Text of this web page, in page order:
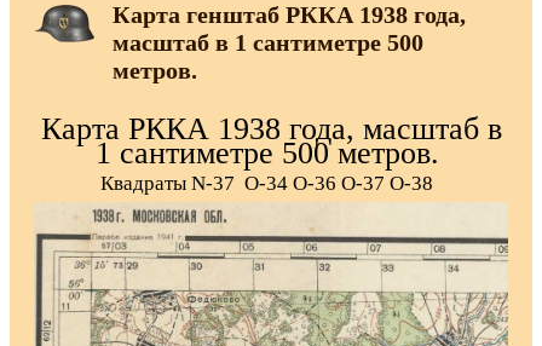
Карта генштаб РККА 1938 года,
масштаб в 1 сантиметре 500
метров.
Карта РККА 1938 года, масштаб в
1 сантиметре 500 метров.
Квадраты N-37 О-34 О-36 О-37 О-38